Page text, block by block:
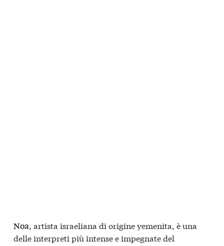
Noa, artista israeliana di origine yemenita, è una
delle interpreti più intense e impegnate del